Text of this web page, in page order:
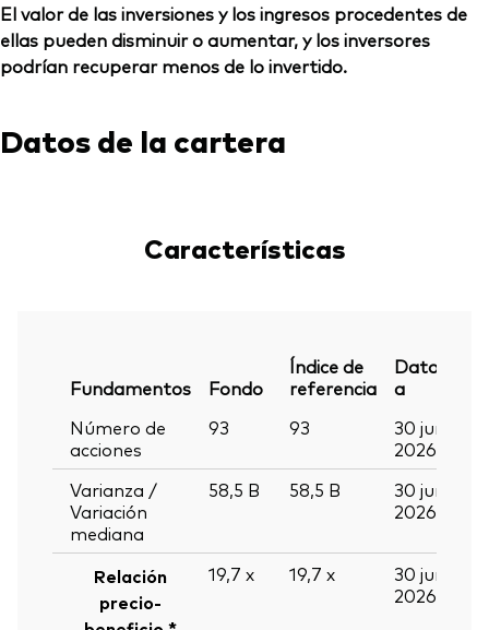
El valor de las inversiones y los ingresos procedentes de
ellas pueden disminuir o aumentar, y los inversores
podrían recuperar menos de lo invertido.
Datos de la cartera
Características
Fundamentos Fondo
Índice de
referencia
Datos
a
Número de
acciones
93 93
30 jun
2026
Varianza /
Variación
mediana
58,5 B 58,5 B
30 jun
2026
Relación
precio-
19,7 x 19,7 x
30 jun
2026